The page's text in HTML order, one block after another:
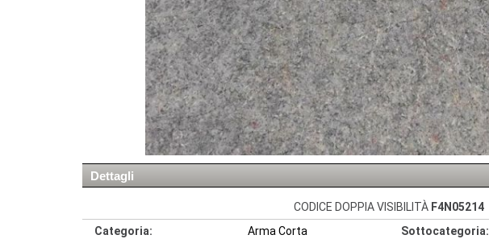
Dettagli
CODICE DOPPIA VISIBILITÀ F4N05214
Categoria:
Arma Corta Sottocategoria: